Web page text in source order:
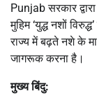
Punjab सरकार
मुहिम ‘युद्ध नशों
राज्य में बढ़ते नशे के
जागरूक करना है।
मुख्य बिंदु: